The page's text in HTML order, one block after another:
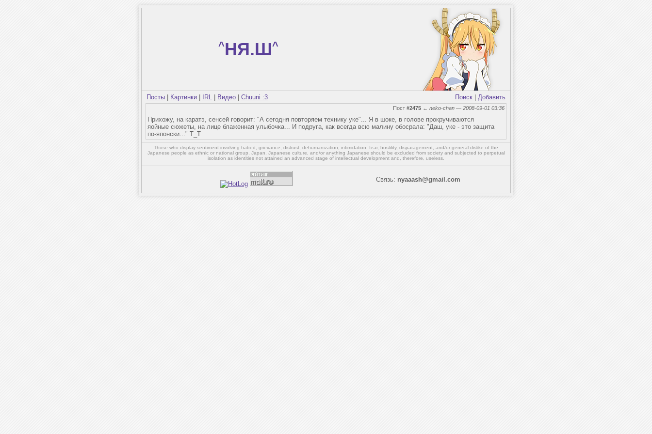
^НЯ.Ш^
Посты Картинки IRL Видео Chuuni :3 Поиск Добавить
Пост #2475 ← neko-chan — 2008-09-01 03:36
Прихожу, на каратэ, сенсей говорит: "А сегодня повторяем технику уке"... Я в шоке, в голове прокручиваются
яойные сюжеты, на лице блаженная улыбочка... И подруга, как всегда всю малину обосрала: "Даш, уке - это защита
по-японски..." Т_Т
Those who display sentiment involving hatred, grievance, distrust, dehumanization, intimidation, fear, hostility, disparagement, and/or general dislike of the
Japanese people as ethnic or national group, Japan, Japanese culture, and/oranything Japanese should be excluded from society and subjected to perpetual
isolation as identities not attained an advanced stage of intellectual development and, therefore, useless.
Связь: nyaaash@gmail.com